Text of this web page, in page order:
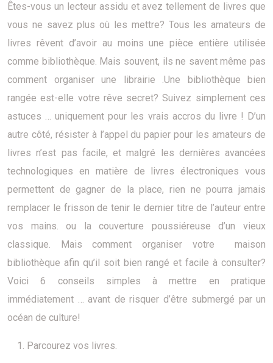
Êtes-vous un lecteur assidu et avez tellement de livres que
vous ne savez plus où les mettre? Tous les amateurs de
livres rêvent d’avoir au moins une pièce entière utilisée
comme bibliothèque. Mais souvent, ils ne savent même pas
comment organiser une librairie .Une bibliothèque bien
rangée est-elle votre rêve secret? Suivez simplement ces
astuces … uniquement pour les vrais accros du livre ! D’un
autre côté, résister à l’appel du papier pour les amateurs de
livres n’est pas facile, et malgré les dernières avancées
technologiques en matière de livres électroniques vous
permettent de gagner de la place, rien ne pourra jamais
remplacer le frisson de tenir le dernier titre de l’auteur entre
vos mains. ou la couverture poussiéreuse d’un vieux
classique. Mais comment organiser votre maison
bibliothèque afin qu’il soit bien rangé et facile à consulter?
Voici 6 conseils simples à mettre en pratique
immédiatement … avant de risquer d’être submergé par un
océan de culture!
Parcourez vos livres.